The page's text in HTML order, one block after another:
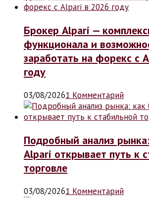
Брокер Alpari —
функционала и
заработать на форекс с
году
03/08/20261 Комментарий
Подробный анализ
Alpari открывает путь к
торговле
03/08/20261 Комментарий